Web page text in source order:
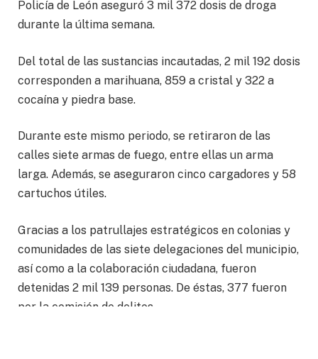
Policía de León aseguró 3 mil 372 dosis de droga
durante la última semana.
Del total de las sustancias incautadas, 2 mil 192 dosis
corresponden a marihuana, 859 a cristal y 322 a
cocaína y piedra base.
Durante este mismo periodo, se retiraron de las
calles siete armas de fuego, entre ellas un arma
larga. Además, se aseguraron cinco cargadores y 58
cartuchos útiles.
Gracias a los patrullajes estratégicos en colonias y
comunidades de las siete delegaciones del municipio,
así como a la colaboración ciudadana, fueron
detenidas 2 mil 139 personas. De éstas, 377 fueron
por la comisión de delitos.